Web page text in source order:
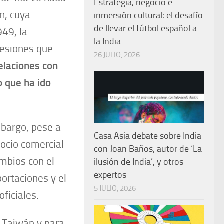
, cuya
la
que
con
que ha ido
pese a
comercial
con el
y el
Estrategia, negocio e
inmersión cultural: el desafío
de llevar el fútbol español a
la India
26 JULIO, 2026
Casa Asia debate sobre India
con Joan Baños, autor de ‘La
ilusión de India’, y otros
expertos
5 JULIO, 2026